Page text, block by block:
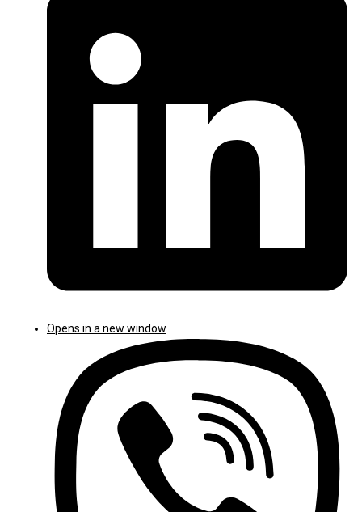
Opens in a new window